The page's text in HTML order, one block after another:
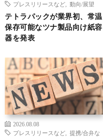
プレスリリースなど
動向/展望
テトラパックが業界初、常温
保存可能なツナ製品向け紙容
器を発表
2026.08.08
プレスリリースなど
提携/合弁な